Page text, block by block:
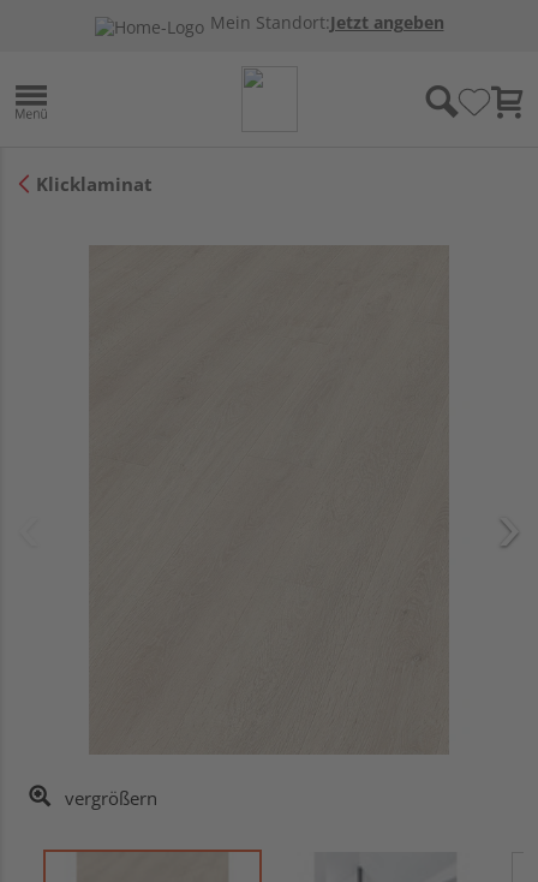
Mein Standort:Jetzt angeben
Klicklaminat
vergrößern